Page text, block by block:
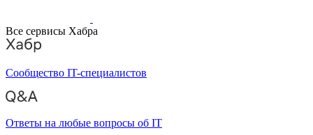
Все сервисы Хабра
Сообщество IT-специалистов
Ответы на любые вопросы об IT